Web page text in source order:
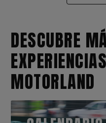
DESCUBRE
MOTORLAND